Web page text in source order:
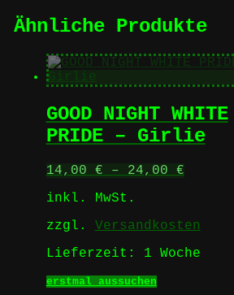
Ähnliche Produkte
GOOD NIGHT WHITE
PRIDE – Girlie
14,00 € – 24,00 €
inkl. MwSt.
zzgl. Versandkosten
Lieferzeit: 1 Woche
erstmal aussuchenDieses